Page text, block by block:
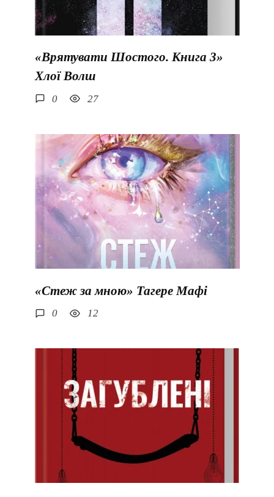
«Врятувати Шостого. Книга 3»
Хлої Волш
0 27
«Стеж за мною» Тагере Мафі
0 12